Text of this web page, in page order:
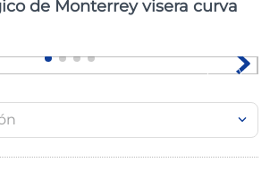
de Monterrey visera curva